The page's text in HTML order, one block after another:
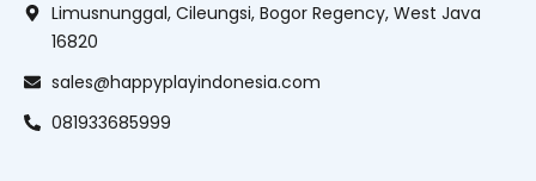
Limusnunggal, Cileungsi, Bogor Regency, West Java
16820
sales@happyplayindonesia.com
081933685999